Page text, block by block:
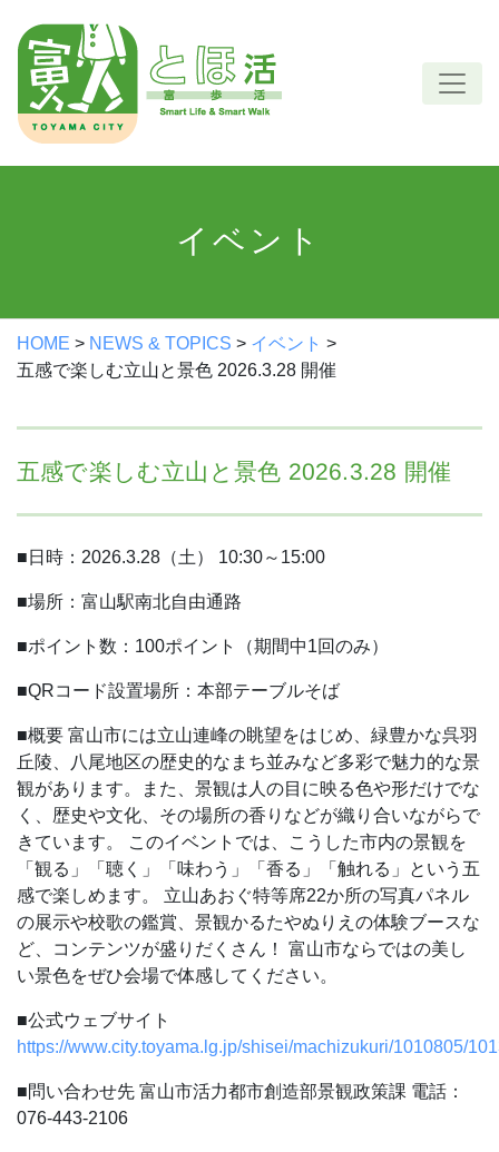
content
イベント
HOME > NEWS & TOPICS > イベント >
五感で楽しむ立山と景色 2026.3.28 開催
五感で楽しむ立山と景色 2026.3.28 開催
■日時：2026.3.28（土） 10:30～15:00
■場所：富山駅南北自由通路
■ポイント数：100ポイント（期間中1回のみ）
■QRコード設置場所：本部テーブルそば
■概要 富山市には立山連峰の眺望をはじめ、緑豊かな呉羽
丘陵、八尾地区の歴史的なまち並みなど多彩で魅力的な景
観があります。また、景観は人の目に映る色や形だけでな
く、歴史や文化、その場所の香りなどが織り合いながらで
きています。
このイベントでは、こうした市内の景観を
「観る」「聴く」「味わう」「香る」「触れる」という五
感で楽しめます。
立山あおぐ特等席22か所の写真パネル
の展示や校歌の鑑賞、景観かるたやぬりえの体験ブースな
ど、コンテンツが盛りだくさん！
富山市ならではの美し
い景色をぜひ会場で体感してください。
■公式ウェブサイト
https://www.city.toyama.lg.jp/shisei/machizukuri/1010805/
■問い合わせ先 富山市活力都市創造部景観政策課 電話：
076-443-2106